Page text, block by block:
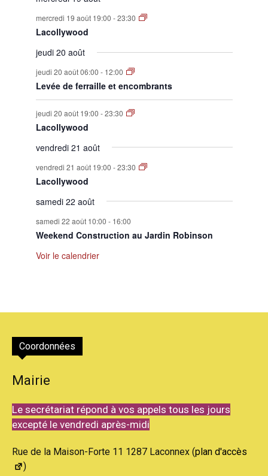
mercredi 19 août 19:00 -23:30
Lacollywood
jeudi 20 août
jeudi 20 août 06:00 - 12:00
Levée de ferraille et encombrants
jeudi 20 août 19:00 -23:30
Lacollywood
vendredi 21 août
vendredi 21 août 19:00 -23:30
Lacollywood
samedi 22 août
samedi 22 août 10:00 - 16:00
Weekend Construction au Jardin Robinson
Voir le calendrier
Coordonnées
Mairie
Le secrétariat répond à vos appels tous les jours
excepté le vendredi après-midi
Rue de la Maison-Forte 11 1287 Laconnex (plan d'accès
)